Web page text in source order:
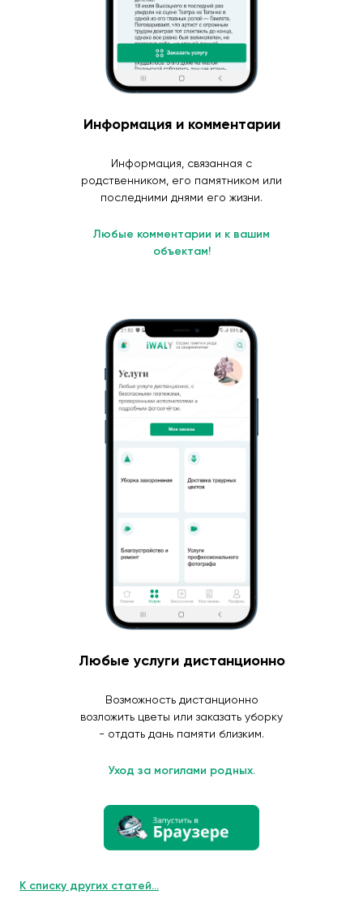
Информация и комментарии
Информация, связанная с
родственником, его памятником или
последними днями его жизни.
Любые комментарии и к вашим
объектам!
Любые услуги дистанционно
Возможность дистанционно
возложить цветы или заказать уборку
- отдать дань памяти близким.
Уход за могилами родных.
К списку других статей...